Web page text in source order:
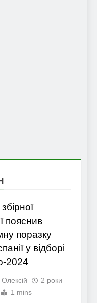
пояснив
поразку
у відборі
2024
2 роки
1 mins